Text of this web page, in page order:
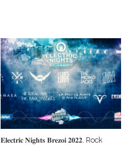
𝐄𝐥𝐞𝐜𝐭𝐫𝐢𝐜 𝐍𝐢𝐠𝐡𝐭𝐬 𝐁𝐫𝐞𝐳𝐨𝐢 𝟐𝟎𝟐𝟐. Rock